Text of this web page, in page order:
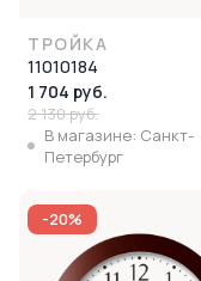
ТРОЙКА
11010184
1 704 руб.
2 130 руб.
В магазине: Санкт-
Петербург
-20%